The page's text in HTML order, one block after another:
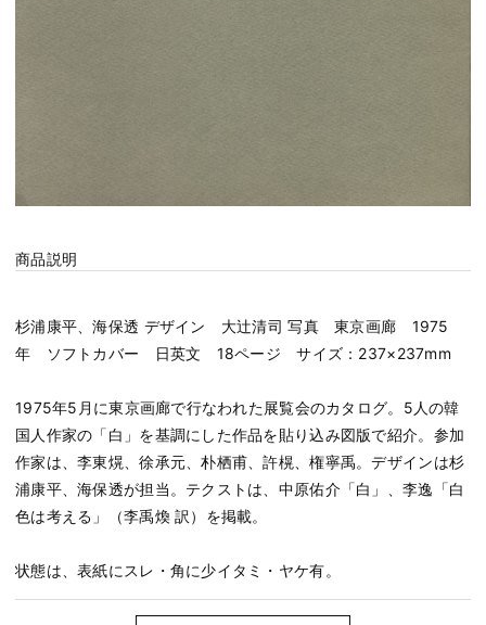
商品説明
杉浦康平、海保透 デザイン 大辻清司 写真 東京画廊 1975
年 ソフトカバー 日英文 18ページ サイズ：237×237mm
1975年5月に東京画廊で行なわれた展覧会のカタログ。5人の韓
国人作家の「白」を基調にした作品を貼り込み図版で紹介。参加
作家は、李東熀、徐承元、朴栖甫、許榥、権寧禹。デザインは杉
浦康平、海保透が担当。テクストは、中原佑介「白」、李逸「白
色は考える」（李禹煥 訳）を掲載。
状態は、表紙にスレ・角に少イタミ・ヤケ有。